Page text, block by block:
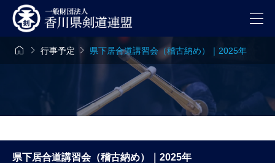
  行事予定  県下居合道講習会（稽古納め）｜2025年
県下居合道講習会（稽古納め）｜2025年